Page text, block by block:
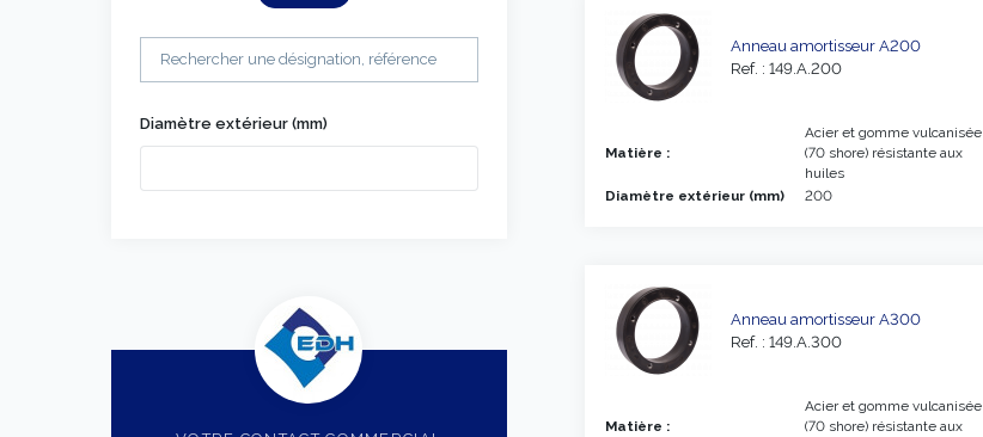
Diamètre extérieur (mm)
Anneau amortisseur A200
Ref. : 149.A.200
Matière :
Acier et gomme vulcanisée
(70 shore) résistante aux
huiles
Diamètre extérieur (mm)
200
Anneau amortisseur A300
Ref. : 149.A.300
Matière :
Acier et gomme vulcanisée
(70 shore) résistante aux